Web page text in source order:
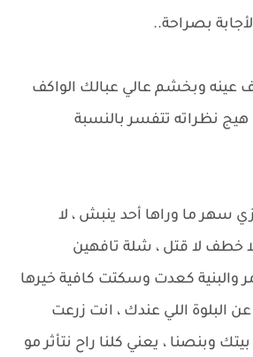
بصراحة..
عينه وبخشم عالي عبالك الواكف
هيج نظراته تتفسر بالنسبة
سهر ما وراها أحد ينبش ، لا
خطف لا قتل ، شلة تافهين
والبنية كعدت وسكتت كافية خيرها
البلوة اللي عندك ، انت زرعت
وبنصنا ، يعني كلنا راح نتأثر مو